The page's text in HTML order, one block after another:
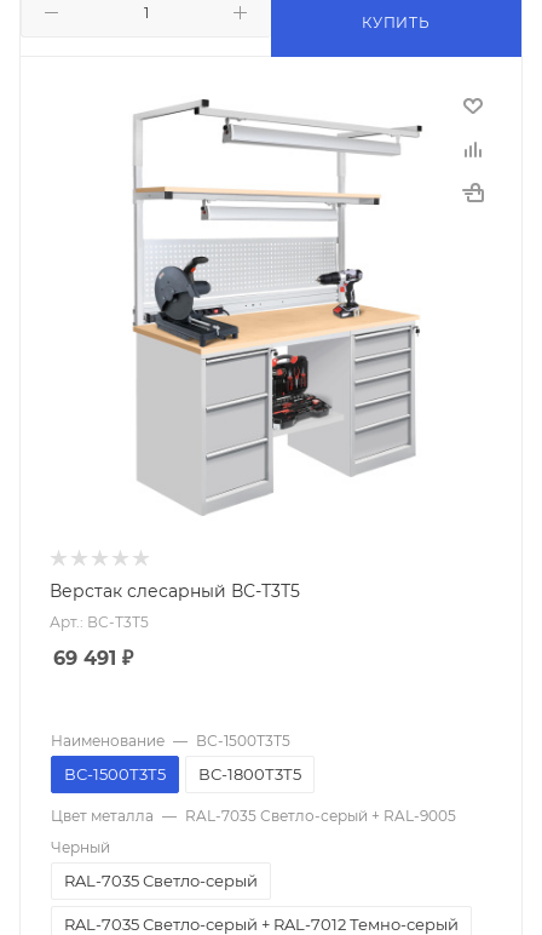
КУПИТЬ
Верстак слесарный ВС-Т3Т5
Арт.: ВС-Т3Т5
69 491 ₽
Наименование — ВС-1500Т3Т5
ВС-1500Т3Т5 ВС-1800Т3Т5
Цвет металла — RAL-7035 Светло-серый + RAL-9005
Черный
RAL-7035 Светло-серый
RAL-7035 Светло-серый + RAL-7012 Темно-серый